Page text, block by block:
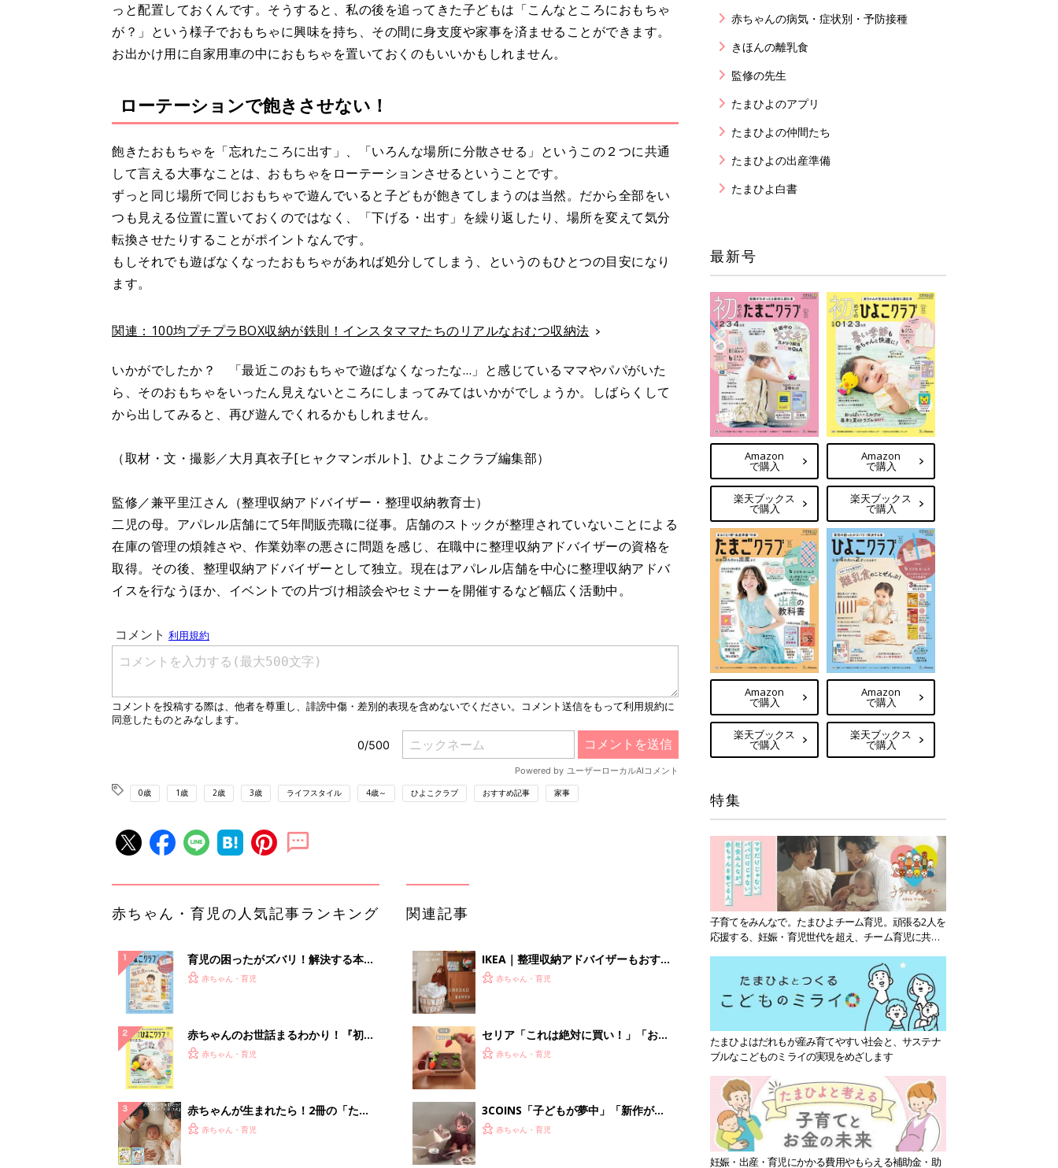
っと配置しておくんです。そうすると、私の後を追ってきた子どもは「こんなところにおもちゃ
が？」という様子でおもちゃに興味を持ち、その間に身支度や家事を済ませることができます。
お出かけ用に自家用車の中におもちゃを置いておくのもいいかもしれません。
ローテーションで飽きさせない！
飽きたおもちゃを「忘れたころに出す」、「いろんな場所に分散させる」というこの２つに共通
して言える大事なことは、おもちゃをローテーションさせるということです。
ずっと同じ場所で同じおもちゃで遊んでいると子どもが飽きてしまうのは当然。だから全部をい
つも見える位置に置いておくのではなく、「下げる・出す」を繰り返したり、場所を変えて気分
転換させたりすることがポイントなんです。
もしそれでも遊ばなくなったおもちゃがあれば処分してしまう、というのもひとつの目安になり
ます。
関連：100均プチプラBOX収納が鉄則！インスタママたちのリアルなおむつ収納法
いかがでしたか？ 「最近このおもちゃで遊ばなくなったな…」と感じているママやパパがいた
ら、そのおもちゃをいったん見えないところにしまってみてはいかがでしょうか。しばらくして
から出してみると、再び遊んでくれるかもしれません。
（取材・文・撮影／大月真衣子[ヒャクマンボルト]、ひよこクラブ編集部）
監修／兼平里江さん（整理収納アドバイザー・整理収納教育士）
二児の母。アパレル店舗にて5年間販売職に従事。店舗のストックが整理されていないことによる
在庫の管理の煩雑さや、作業効率の悪さに問題を感じ、在職中に整理収納アドバイザーの資格を
取得。その後、整理収納アドバイザーとして独立。現在はアパレル店舗を中心に整理収納アドバ
イスを行なうほか、イベントでの片づけ相談会やセミナーを開催するなど幅広く活動中。
0歳 1歳 2歳 3歳 ライフスタイル 4歳～ ひよこクラブ おすすめ記事 家事
赤ちゃん・育児の人気記事ランキング
育児の困ったがズバリ！解決する本
『ひよこクラブ 秋号』 4カ月～2才
赤ちゃん・育児
赤ちゃんのお世話まるわかり！『初め
てのひよこクラブ 夏号』〈巻頭大特
赤ちゃん・育児
赤ちゃんが生まれたら！2冊の「たま
ひよ」
赤ちゃん・育児
関連記事
IKEA｜整理収納アドバイザーもおすす
め！おしゃ見え収納アイテム5選
赤ちゃん・育児
セリア「これは絶対に買い！」「お出
かけ中の時間稼ぎにも◎」大人気のお
赤ちゃん・育児
3COINS「子どもが夢中」「新作が早
くも品薄!?」話題のおもちゃ5選
赤ちゃん・育児
赤ちゃんの病気・症状別・予防接種
きほんの離乳食
監修の先生
たまひよのアプリ
たまひよの仲間たち
たまひよの出産準備
たまひよ白書
最新号
Amazon
で購入
楽天ブックス
で購入
Amazon
で購入
楽天ブックス
で購入
Amazon
で購入
楽天ブックス
で購入
Amazon
で購入
楽天ブックス
で購入
特集
子育てをみんなで。たまひよチーム育児。頑張る2人を
応援する、妊娠・育児世代を超え、チーム育児に共感
たまひよはだれもが産み育てやすい社会と、サステナ
ブルなこどものミライの実現をめざします
妊娠・出産・育児にかかる費用やもらえる補助金・助